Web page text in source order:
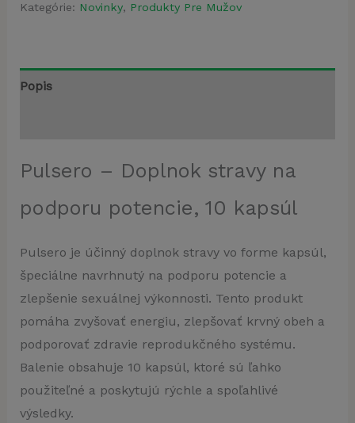
Kategórie: Novinky, Produkty Pre Mužov
Popis
Pulsero – Doplnok stravy na
podporu potencie, 10 kapsúl
Pulsero je účinný doplnok stravy vo forme kapsúl,
špeciálne navrhnutý na podporu potencie a
zlepšenie sexuálnej výkonnosti. Tento produkt
pomáha zvyšovať energiu, zlepšovať krvný obeh a
podporovať zdravie reprodukčného systému.
Balenie obsahuje 10 kapsúl, ktoré sú ľahko
použiteľné a poskytujú rýchle a spoľahlivé
výsledky.